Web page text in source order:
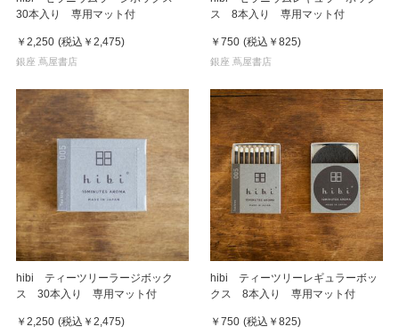
30本入り 専用マット付
￥2,250 (税込 ￥2,475)
銀座 蔦屋書店
ス 8本入り 専用マット付
￥750 (税込 ￥825)
銀座 蔦屋書店
hibi ティーツリーラージボック
ス 30本入り 専用マット付
￥2,250 (税込 ￥2,475)
hibi ティーツリーレギュラーボッ
クス 8本入り 専用マット付
￥750 (税込 ￥825)